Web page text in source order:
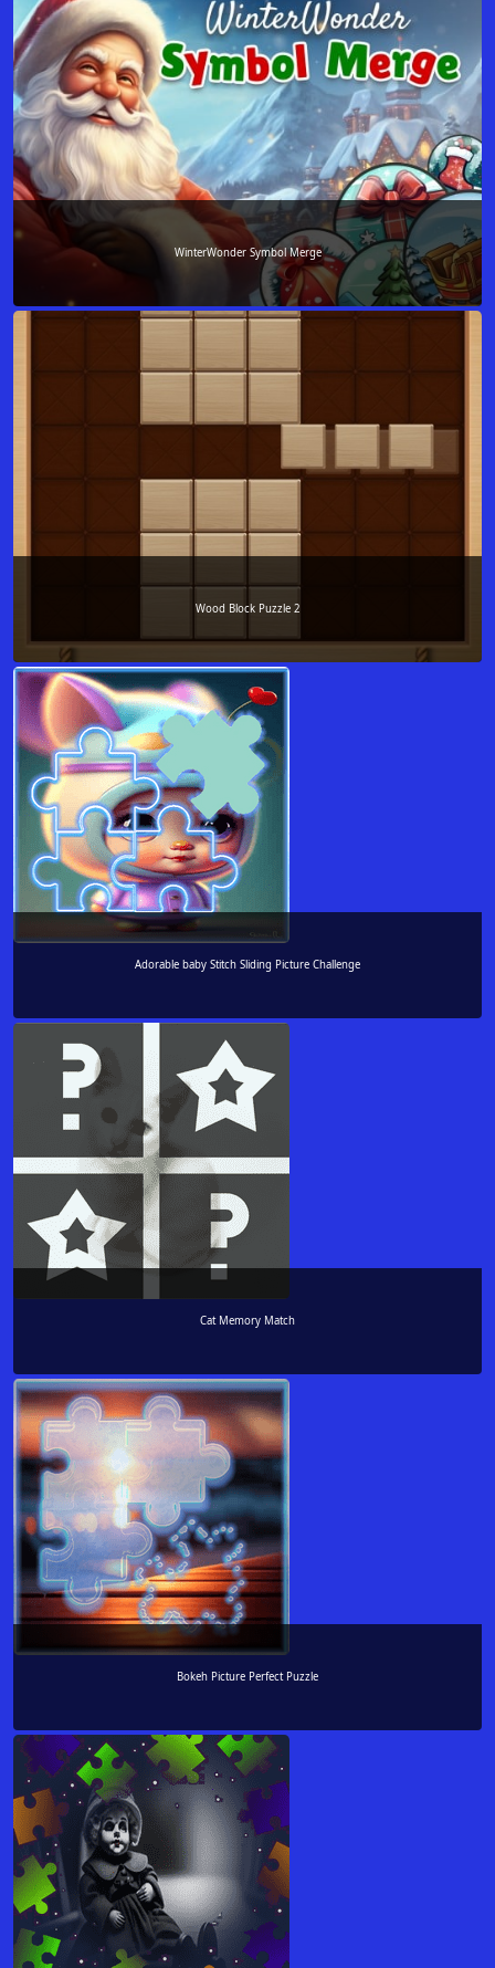
WinterWonder Symbol Merge
Wood Block Puzzle 2
Adorable baby Stitch Sliding Picture Challenge
Cat Memory Match
Bokeh Picture Perfect Puzzle